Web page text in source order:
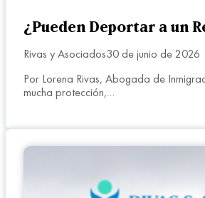
¿Pueden Deportar a un
Rivas y Asociados30 de junio de 2026
Por Lorena Rivas, Abogada de
mucha protección,…